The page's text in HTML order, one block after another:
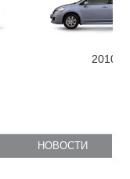
2010
НОВОСТИ